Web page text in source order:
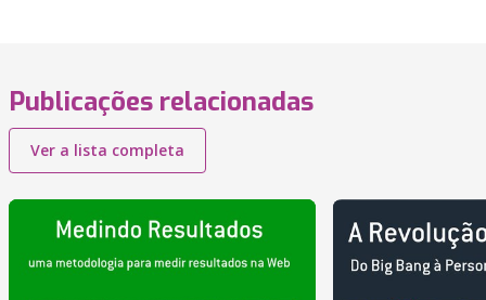
Publicações relacionadas
Ver a lista completa